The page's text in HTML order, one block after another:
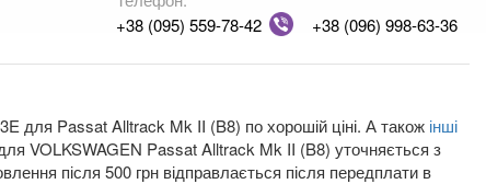
+38 (095) 559-78-42
+38 (096) 998-63-36
для Passat Alltrack Mk II (B8) по хорошій ціні. А також інші
VOLKSWAGEN Passat Alltrack Mk II (B8) уточняється з
після 500 грн відправлається після передплати в